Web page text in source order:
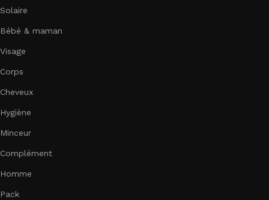
Solaire
Bébé & maman
Visage
Corps
Cheveux
Hygiène
Minceur
Complément
Homme
Pack